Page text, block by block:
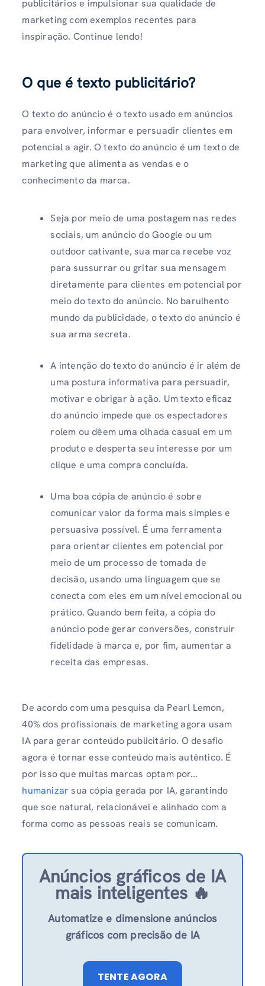
publicitários e impulsionar sua qualidade de
marketing com exemplos recentes para
inspiração. Continue lendo!
O que é texto publicitário?
O texto do anúncio é o texto usado em anúncios
para envolver, informar e persuadir clientes em
potencial a agir. O texto do anúncio é um texto de
marketing que alimenta as vendas e o
conhecimento da marca.
Seja por meio de uma postagem nas redes
sociais, um anúncio do Google ou um
outdoor cativante, sua marca recebe voz
para sussurrar ou gritar sua mensagem
diretamente para clientes em potencial por
meio do texto do anúncio. No barulhento
mundo da publicidade, o texto do anúncio é
sua arma secreta.
A intenção do texto do anúncio é ir além de
uma postura informativa para persuadir,
motivar e obrigar à ação. Um texto eficaz
do anúncio impede que os espectadores
rolem ou dêem uma olhada casual em um
produto e desperta seu interesse por um
clique e uma compra concluída.
Uma boa cópia de anúncio é sobre
comunicar valor da forma mais simples e
persuasiva possível. É uma ferramenta
para orientar clientes em potencial por
meio de um processo de tomada de
decisão, usando uma linguagem que se
conecta com eles em um nível emocional ou
prático. Quando bem feita, a cópia do
anúncio pode gerar conversões, construir
fidelidade à marca e, por fim, aumentar a
receita das empresas.
De acordo com uma pesquisa da Pearl Lemon,
40% dos profissionais de marketing agora usam
IA para gerar conteúdo publicitário. O desafio
agora é tornar esse conteúdo mais autêntico. É
por isso que muitas marcas optam por...
humanizar sua cópia gerada por IA, garantindo
que soe natural, relacionável e alinhado com a
forma como as pessoas reais se comunicam.
Anúncios gráficos de IA
mais inteligentes 🔥
Automatize e dimensione anúncios
gráficos com precisão de IA
TENTE AGORA